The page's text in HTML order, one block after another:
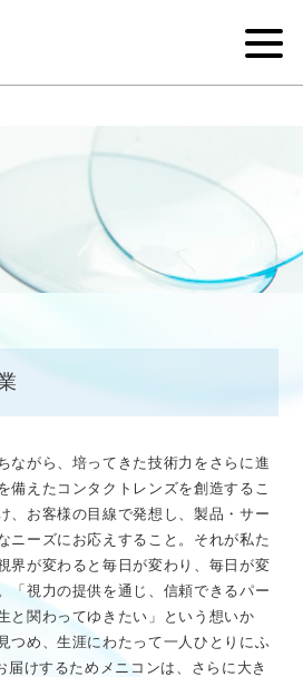
GLOBAL
ながら、培ってきた技術力をさらに進
備えたコンタクトレンズを創造するこ
、お客様の目線で発想し、製品・サー
ニーズにお応えすること。それが私た
界が変わると毎日が変わり、毎日が変
「視力の提供を通じ、信頼できるパー
と関わってゆきたい」という想いか
つめ、生涯にわたって一人ひとりにふ
けするためメニコンは、さらに大き